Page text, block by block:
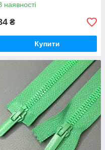
наявності
₴
Купити